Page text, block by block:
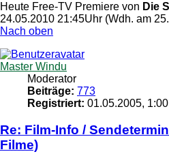
Heute Free-TV Premiere von Die
24.05.2010 21:45Uhr (Wdh. am
Nach oben
Master Windu
Moderator
Beiträge: 773
Registriert: 01.05.2005, 1:00
Re: Film-Info /
Filme)